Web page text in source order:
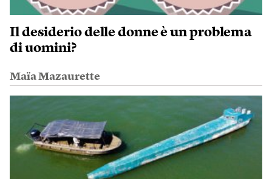
Il desiderio delle donne è un problema
di uomini?
Maïa Mazaurette